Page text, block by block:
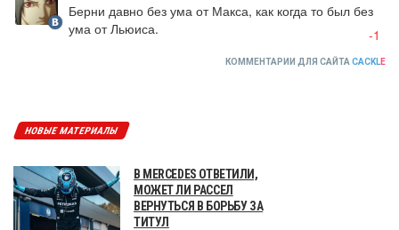
Берни давно без ума от Макса, как когда то был без
ума от Льюиса.
-1
КОММЕНТАРИИ ДЛЯ САЙТА CACKLE
НОВЫЕ МАТЕРИАЛЫ
В MERCEDES ОТВЕТИЛИ,
МОЖЕТ ЛИ РАССЕЛ
ВЕРНУТЬСЯ В БОРЬБУ ЗА
ТИТУЛ